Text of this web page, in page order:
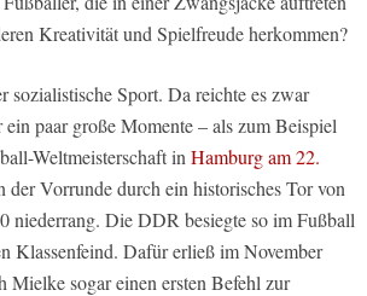
Kreativität und Spielfreude herkommen?
sozialistische Sport. Da reichte es zwar
paar große Momente – als zum Beispiel
Weltmeisterschaft in Hamburg am 22.
Vorrunde durch ein historisches Tor von
niederrang. Die DDR besiegte so im Fußball
Klassenfeind. Dafür erließ im November
Mielke sogar einen ersten Befehl zur